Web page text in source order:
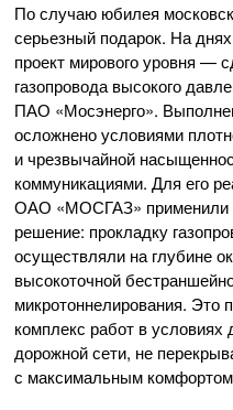
По случаю юбилея
серьезный подарок. На
проект мирового уровня —
газопровода высокого
ПАО «Мос­энерго».
осложнено условиями
и чрезвычайной
коммуникациями. Для его
ОАО «МОСГАЗ» применили
решение: прокладку
осуществляли на глубине
высокоточной
микротоннелирования. Это
комплекс работ в
дорожной сети, не
с максимальным